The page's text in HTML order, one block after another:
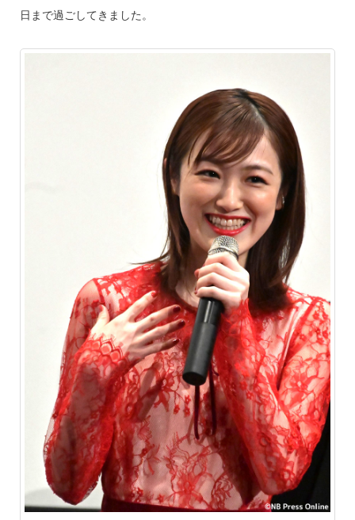
日まで過ごしてきました。